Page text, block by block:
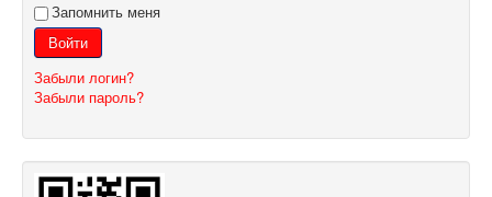
Запомнить меня
Войти
Забыли логин?
Забыли пароль?